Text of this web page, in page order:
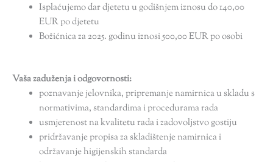
Isplaćujemo dar djetetu u godišnjem iznosu do 140,00
EUR po djetetu
Božićnica za 2025. godinu iznosi 500,00 EUR po osobi
Vaša zaduženja i odgovornosti:
poznavanje jelovnika, pripremanje namirnica u skladu s
normativima, standardima i procedurama rada
usmjerenost na kvalitetu rada i zadovoljstvo gostiju
pridržavanje propisa za skladištenje namirnica i
održavanje higijenskih standarda